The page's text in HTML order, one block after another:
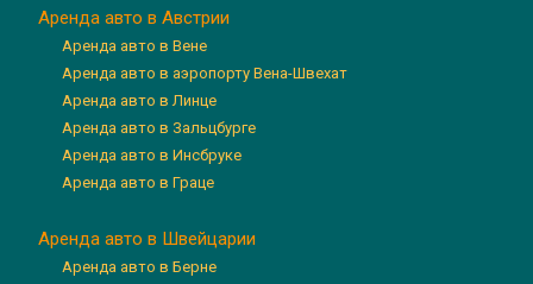
Аренда авто в Австрии
Аренда авто в Вене
Аренда авто в аэропорту Вена-Швехат
Аренда авто в Линце
Аренда авто в Зальцбурге
Аренда авто в Инсбруке
Аренда авто в Граце
Аренда авто в Швейцарии
Аренда авто в Берне